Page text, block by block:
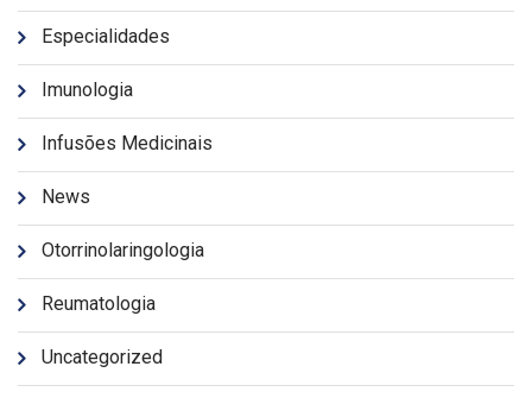
Especialidades
Imunologia
Infusões Medicinais
News
Otorrinolaringologia
Reumatologia
Uncategorized